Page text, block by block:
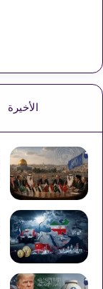
الأخيرة